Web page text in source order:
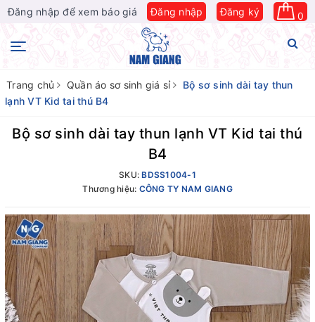
Đăng nhập để xem báo giá Đăng nhập Đăng ký 0
Trang chủ Quần áo sơ sinh giá sỉ
Bộ sơ sinh dài tay thun
lạnh VT Kid tai thú B4
Bộ sơ sinh dài tay thun lạnh VT Kid tai thú
B4
SKU:BDSS1004-1
Thương hiệu: CÔNG TY NAM GIANG